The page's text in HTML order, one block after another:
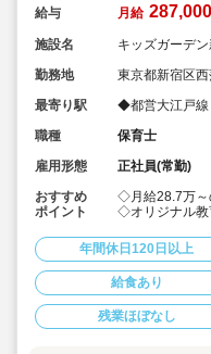
給与 月給 287,000
施設名
キッズガーデ
勤務地
東京都新宿区
最寄り駅
◆都営大江戸線
職種
保育士
雇用形態
正社員(常勤)
おすすめ
ポイント
◇月給28.7万～
◇オリジナル教
ラムを取り入
生のアイデア
もあるので、
ャンスがあり
◇子どもが主体
る保育」に取
◇園長や本社ス
年間休日120日以上
給食あり
残業ほぼなし